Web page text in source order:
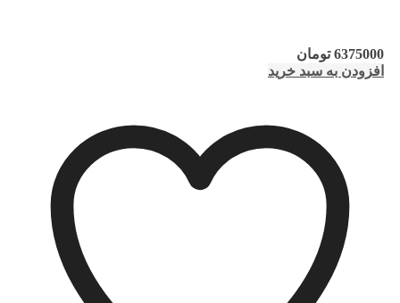
6375000 تومان
افزودن به سبد خرید